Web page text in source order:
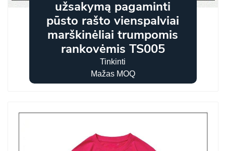
užsakymą pagaminti
pūsto rašto vienspalviai
marškinėliai trumpomis
rankovėmis TS005
Tinkinti
Mažas MOQ